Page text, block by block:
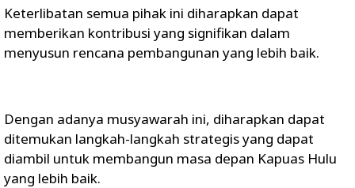
Keterlibatan semua pihak ini diharapkan dapat
memberikan kontribusi yang signifikan dalam
menyusun rencana pembangunan yang lebih baik.
Dengan adanya musyawarah ini, diharapkan dapat
ditemukan langkah-langkah strategis yang dapat
diambil untuk membangun masa depan Kapuas Hulu
yang lebih baik.